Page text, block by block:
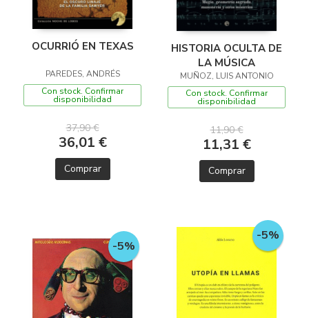
OCURRIÓ EN TEXAS
PAREDES, ANDRÉS
Con stock. Confirmar
disponibilidad
37,90 €
36,01 €
Comprar
HISTORIA OCULTA DE
LA MÚSICA
MUÑOZ, LUIS ANTONIO
Con stock. Confirmar
disponibilidad
11,90 €
11,31 €
Comprar
-5%
-5%